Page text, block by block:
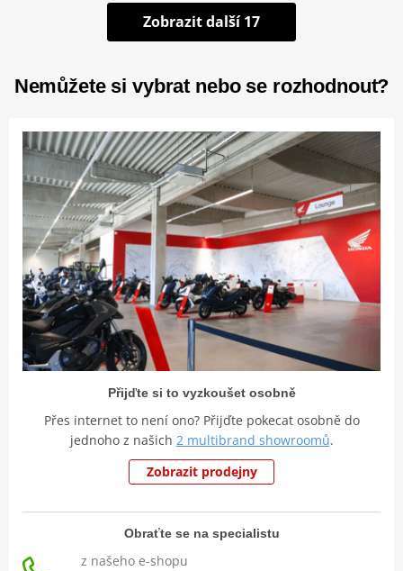
Zobrazit další 17
Nemůžete si vybrat nebo se rozhodnout?
Přijďte si to vyzkoušet osobně
Přes internet to není ono? Přijďte pokecat osobně do
jednoho z našich 2 multibrand showroomů.
Zobrazit prodejny
Obraťte se na specialistu
z našeho e-shopu